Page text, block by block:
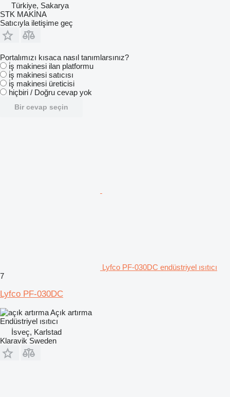
Türkiye, Sakarya
STK MAKİNA
Satıcıyla iletişime geç
Portalımızı kısaca nasıl tanımlarsınız?
i̇ş makinesi ilan platformu
i̇ş makinesi satıcısı
i̇ş makinesi üreticisi
hiçbiri / Doğru cevap yok
Bir cevap seçin
Lyfco PF-030DC endüstriyel ısıtıcı
7
Lyfco PF-030DC
Açık artırma
Endüstriyel ısıtıcı
İsveç, Karlstad
Klaravik Sweden